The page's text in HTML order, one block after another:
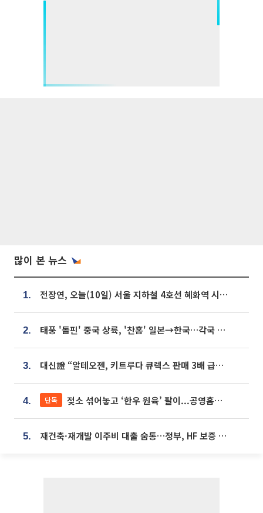
많이 본 뉴스
1. 전장연, 오늘(10일) 서울 지하철 4호선 혜화역 시위…1호선 용산역 무정차
2. 태풍 '돌핀' 중국 상륙, '찬홈' 일본→한국…각국 기상청 예상 경로는?
3. 대신證 “알테오젠, 키트루다 큐렉스 판매 3배 급증…목표가 41만원 상향”
4. 단독 젖소 섞어놓고 ‘한우 원육’ 팔이...공영홈쇼핑 표기·검증 구멍
5. 재건축·재개발 이주비 대출 숨통…정부, HF 보증 신설 추진